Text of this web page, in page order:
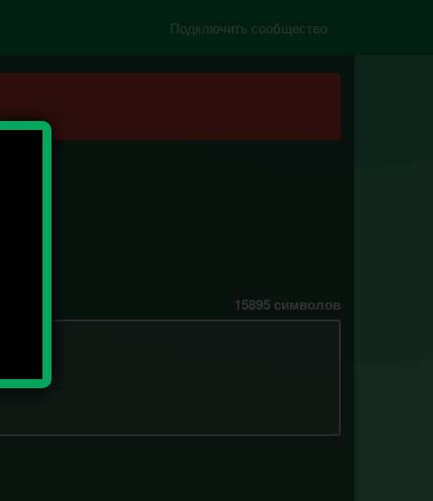
Подключить сообщество
15895 символов